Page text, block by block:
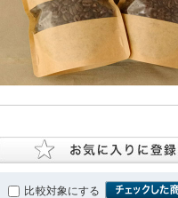
比較対象にする